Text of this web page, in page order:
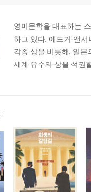
영미문학을 대표하는
하고 있다. 에드거·앤서
각종 상을 비롯해, 일본
세계 유수의 상을 석권